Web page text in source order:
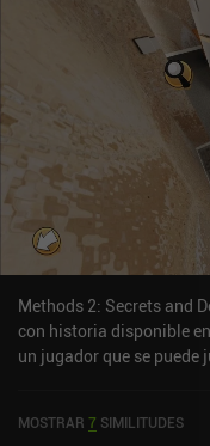
Methods 2: Secrets and
con historia disponible
un jugador que se
MOSTRAR 7 SIMILITUDES